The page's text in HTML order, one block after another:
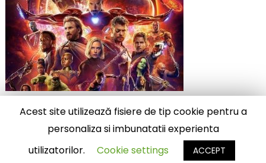
2025 stiridiverse.net|Eggnews byTheme Egg
Advertoriale premium – preturi atractive
Acest site utilizează fisiere de tip cookie pentru a
personaliza si imbunatatii experienta
utilizatorilor.
Cookie settings ACCEPT